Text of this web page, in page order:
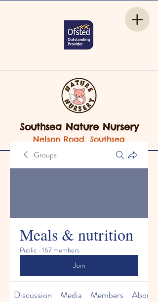
Southsea Nature Nursery
Nelson Road, Southsea
Groups
Meals & nutrition
Public · 167 members
Join
Discussion Media Members About